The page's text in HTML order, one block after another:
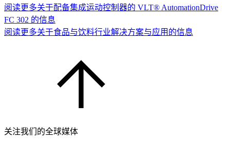
阅读更多关于配备集成运动控制器的 VLT® AutomationDrive
FC 302 的信息
阅读更多关于食品与饮料行业解决方案与应用的信息
关注我们的全球媒体